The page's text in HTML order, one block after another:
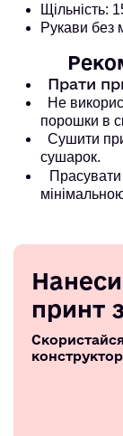
Щільність:
Рукави без
Прати
Не
порошки в
Сушити
сушарок.
принт